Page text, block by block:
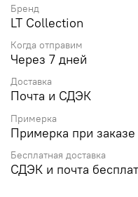
Бренд
LT Collection
Когда отправим
Через 7 дней
Доставка
Почта и СДЭК
Примерка
Примерка при
Бесплатная доставка
СДЭК и почта